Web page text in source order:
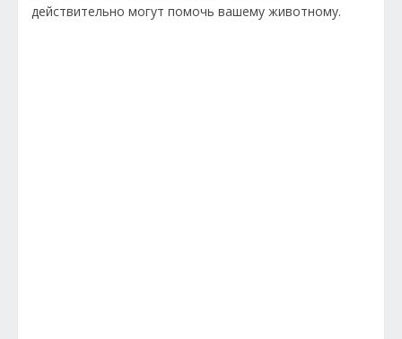
действительно могут помочь вашему животному.